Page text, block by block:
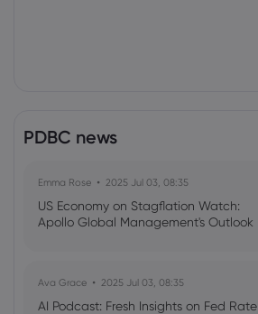
PDBC news
Emma Rose 2025 Jul 03, 08:35
US Economy on Stagflation Watch:
Apollo Global Management's Outlook
Ava Grace 2025 Jul 03, 08:35
AI Podcast: Fresh Insights on Fed Rate